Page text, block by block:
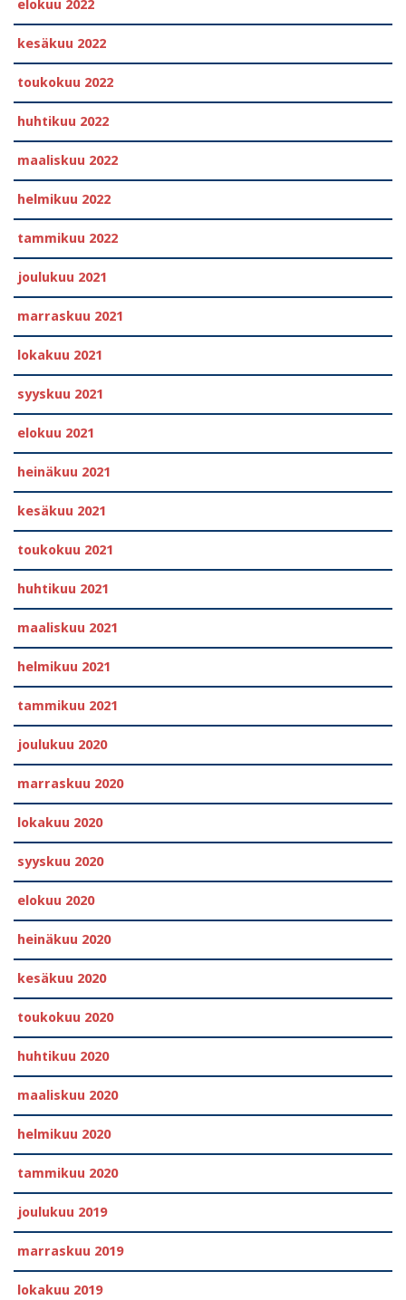
elokuu 2022
kesäkuu 2022
toukokuu 2022
huhtikuu 2022
maaliskuu 2022
helmikuu 2022
tammikuu 2022
joulukuu 2021
marraskuu 2021
lokakuu 2021
syyskuu 2021
elokuu 2021
heinäkuu 2021
kesäkuu 2021
toukokuu 2021
huhtikuu 2021
maaliskuu 2021
helmikuu 2021
tammikuu 2021
joulukuu 2020
marraskuu 2020
lokakuu 2020
syyskuu 2020
elokuu 2020
heinäkuu 2020
kesäkuu 2020
toukokuu 2020
huhtikuu 2020
maaliskuu 2020
helmikuu 2020
tammikuu 2020
joulukuu 2019
marraskuu 2019
lokakuu 2019